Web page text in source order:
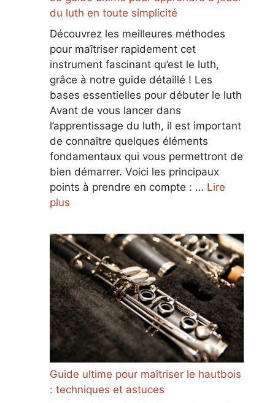
du luth en toute simplicité
Découvrez les meilleures méthodes
pour maîtriser rapidement cet
instrument fascinant qu’est le luth,
grâce à notre guide détaillé ! Les
bases essentielles pour débuter le luth
Avant de vous lancer dans
l’apprentissage du luth, il est important
de connaître quelques éléments
fondamentaux qui vous permettront de
bien démarrer. Voici les principaux
points à prendre en compte : … Lire
plus
Guide ultime pour maîtriser le hautbois
: techniques et astuces